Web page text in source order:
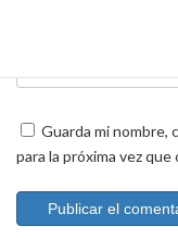
Guarda mi nombre,
para la próxima vez